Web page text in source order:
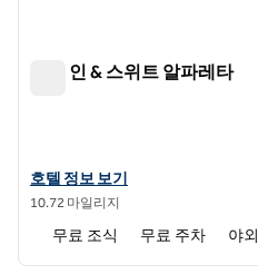
햄튼 인 & 스위트 알파레타
햄튼 인 & 스위트 알파레타의 호텔
호텔 정보 보기
10.72 마일리지
무료 조식 무료 주차 야